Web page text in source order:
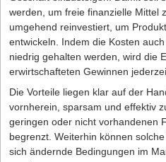
werden, um freie finanzielle Mittel
umgehend reinvestiert, um
entwickeln. Indem die Kosten
niedrig gehalten werden, wird die
erwirtschafteten Gewinnen
Die Vorteile liegen klar auf der
vornherein, sparsam und effektiv
geringen oder nicht vorhandenen
begrenzt. Weiterhin können
sich ändernde Bedingungen im